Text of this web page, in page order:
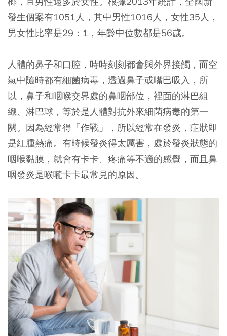
發生個案有1051人，其中男性1016人，女性35人，
男女性比率是29：1，年齡中位數都是56歲。
人體的鼻子和口腔，時時刻刻都會與外界接觸，而空
氣中隨時都有細菌病毒，透過鼻子或嘴巴吸入，所
以，鼻子和咽喉交界處的鼻咽部位，裡面的淋巴組
織、淋巴球，等於是人體對抗外來細菌病毒的第一
關。因為經常得「作戰」，所以經常在發炎，症狀即
是紅腫熱痛。有時候發炎得太厲害，處於發炎狀態的
咽喉黏膜，就會有卡卡、疼痛等不適的感覺，而且鼻
咽發炎是喉嚨卡卡最常見的原因。